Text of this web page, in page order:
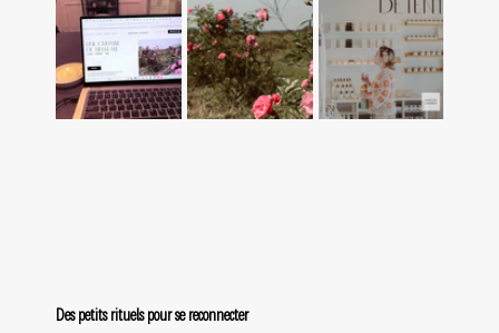
Des petits rituels pour se reconnecter